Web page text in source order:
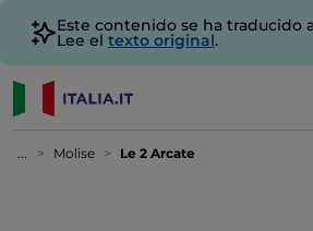
Este contenido se ha traducido
Lee el texto original.
... Molise Le 2 Arcate